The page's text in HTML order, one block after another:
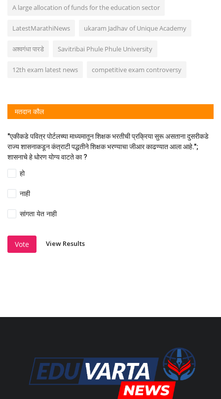
A large allocation of funds for the education sector
LatestMarathiNews ukaram Jadhav of Unique Academy
अश्वगंधा पारडे Savitribai Phule Phule University
12th exam latest news competitive exam controversy
मतदान कौल
"एकीकडे पवित्र पोर्टलच्या माध्यमातून शिक्षक भरतीची प्रक्रिया सुरू असताना दुसरीकडे
राज्य शासनाकडून कंत्राटी पद्धतीने शिक्षक भरण्याचा जीआर काढण्यात आला आहे.";
शासनाचे हे धोरण योग्य वाटते का ?
हो
नाही
सांगता येत नाही
Vote View Results